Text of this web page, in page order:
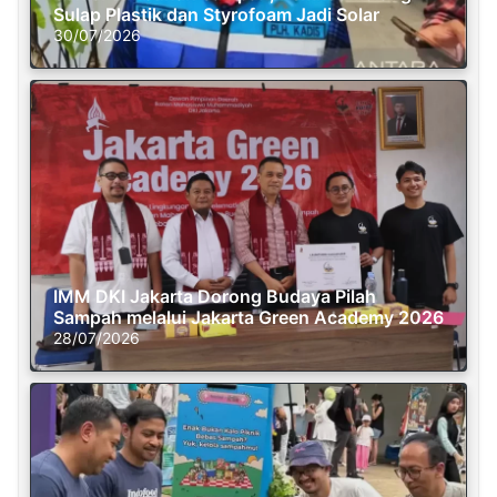
Sulap Plastik dan Styrofoam Jadi Solar
30/07/2026
IMM DKI Jakarta Dorong Budaya Pilah
Sampah melalui Jakarta Green Academy 2026
28/07/2026